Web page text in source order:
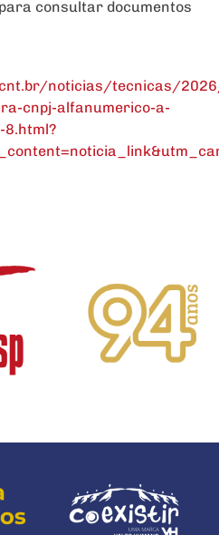
consultar documentos
noticias/tecnicas/
cnpj-alfanumerico-a-